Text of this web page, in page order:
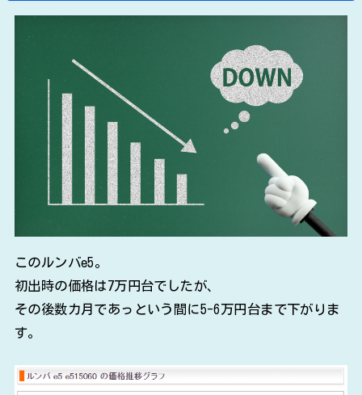
このルンバe5。
初出時の価格は7万円台でしたが、
その後数カ月であっという間に5-6万円台まで下がりま
す。